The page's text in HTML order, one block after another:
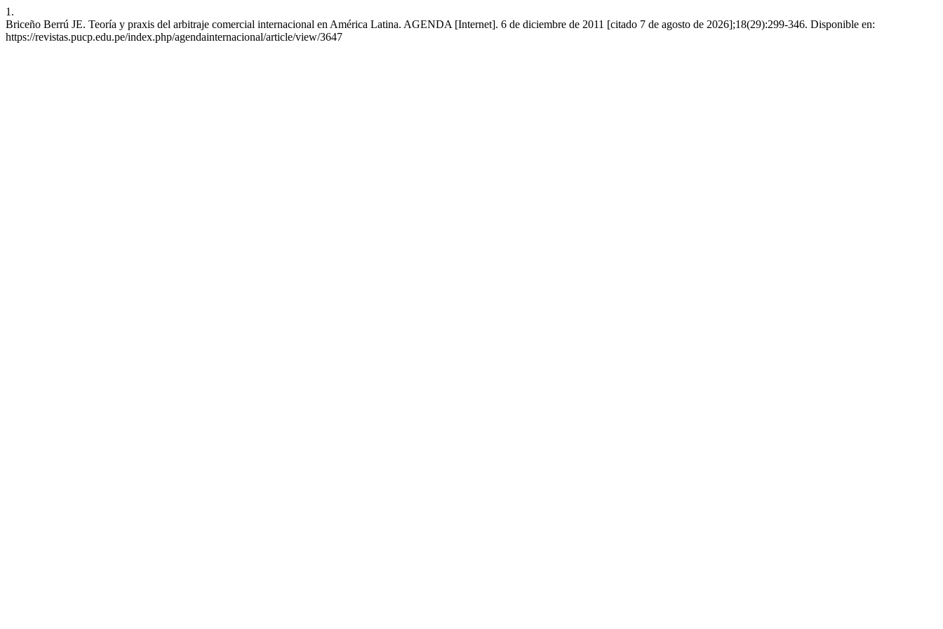
1.
Briceño Berrú JE. Teoría y praxis del arbitraje comercial internacional en América Latina. AGENDA [Internet]. 6 de diciembre de 2011 [citado 7 de agosto de 2026];18(29):299-346. Disponible en:
https://revistas.pucp.edu.pe/index.php/agendainternacional/article/view/3647